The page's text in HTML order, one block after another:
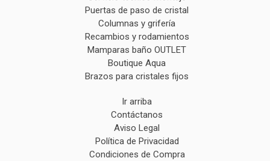
Puertas de paso de cristal
Columnas y grifería
Recambios y rodamientos
Mamparas baño OUTLET
Boutique Aqua
Brazos para cristales fijos
Ir arriba
Contáctanos
Aviso Legal
Política de Privacidad
Condiciones de Compra